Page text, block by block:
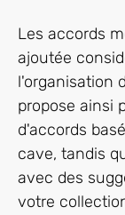
Les accords
ajoutée
l'organisation
propose ainsi
d'accords
cave, tandis
avec des
votre